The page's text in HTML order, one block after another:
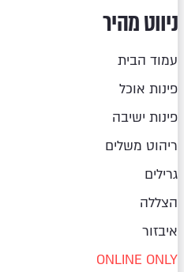
ניווט מהיר
עמוד הבית
פינות אוכל
פינות ישיבה
ריהוט משלים
גרילים
הצללה
איבזור
ONLINE ONLY